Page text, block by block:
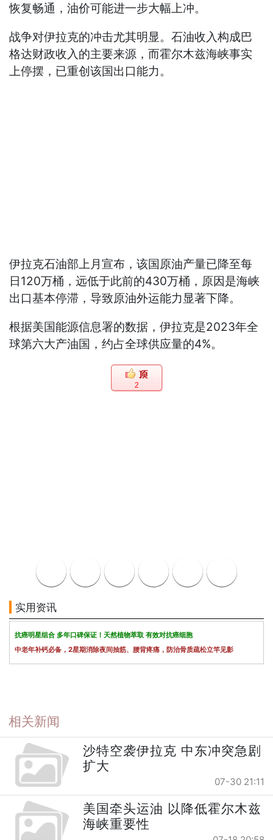
恢复畅通，油价可能进一步大幅上冲。
战争对伊拉克的冲击尤其明显。石油收入构成巴
格达财政收入的主要来源，而霍尔木兹海峡事实
上停摆，已重创该国出口能力。
伊拉克石油部上月宣布，该国原油产量已降至每
日120万桶，远低于此前的430万桶，原因是海峡
出口基本停滞，导致原油外运能力显著下降。
根据美国能源信息署的数据，伊拉克是2023年全
球第六大产油国，约占全球供应量的4%。
2
实用资讯
抗癌明星组合 多年口碑保证！天然植物萃取 有效对抗癌细胞
中老年补钙必备，2星期消除夜间抽筋、腰背疼痛，防治骨质疏松立竿见影
相关新闻
沙特空袭伊拉克 中东冲突急剧
扩大
07-30 21:11
美国牵头运油 以降低霍尔木兹
海峡重要性